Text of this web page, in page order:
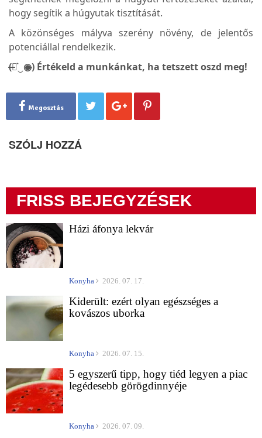
hogy segítik a húgyutak tisztítását.
A közönséges mályva szerény növény, de jelentős
potenciállal rendelkezik.
(̶◉͛‿◉̶) Értékeld a munkánkat, ha tetszett oszd meg!
Megosztás
SZÓLJ HOZZÁ
FRISS BEJEGYZÉSEK
Házi áfonya lekvár
Konyha 2026. 07. 17.
Kiderült: ezért olyan egészséges a
kovászos uborka
Konyha 2026. 07. 15.
5 egyszerű tipp, hogy tiéd legyen a piac
legédesebb görögdinnyéje
Konyha 2026. 07. 09.